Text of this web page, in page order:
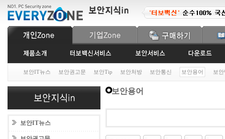
보안IT뉴스 보안권고문 보안Tip 보안처방 보안통신 보안용어 보
보안IT뉴스
보안용어